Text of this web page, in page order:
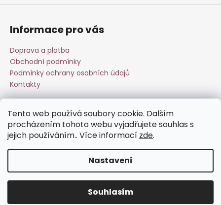
Tento web používá soubory cookie. Dalším
procházením tohoto webu vyjadřujete souhlas s
jejich používáním.. Více informací zde.
Nastavení
Souhlasím
u
Informace pro vás
Doprava a platba
Obchodní podmínky
Podmínky ochrany osobních údajů
Kontakty
Přijímáme online platby
Vytvořil Shoptet
Esperit.cz. Všechna práva vyhrazena.